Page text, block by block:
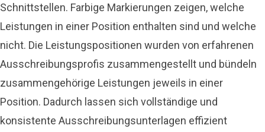
Schnittstellen. Farbige Markierungen zeigen, welche
Leistungen in einer Position enthalten sind und welche
nicht. Die Leistungspositionen wurden von erfahrenen
Ausschreibungsprofis zusammengestellt und bündeln
zusammengehörige Leistungen jeweils in einer
Position. Dadurch lassen sich vollständige und
konsistente Ausschreibungsunterlagen effizient